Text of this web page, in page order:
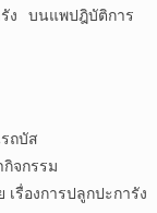
ง บนแพปฎิบัติการ
ถบัส
กรรม
องการปลูกปะการัง